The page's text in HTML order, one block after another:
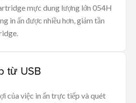
mực dung lượng lớn 054H
in ấn được nhiều hơn, giảm tần
từ USB
của việc in ấn trực tiếp và quét